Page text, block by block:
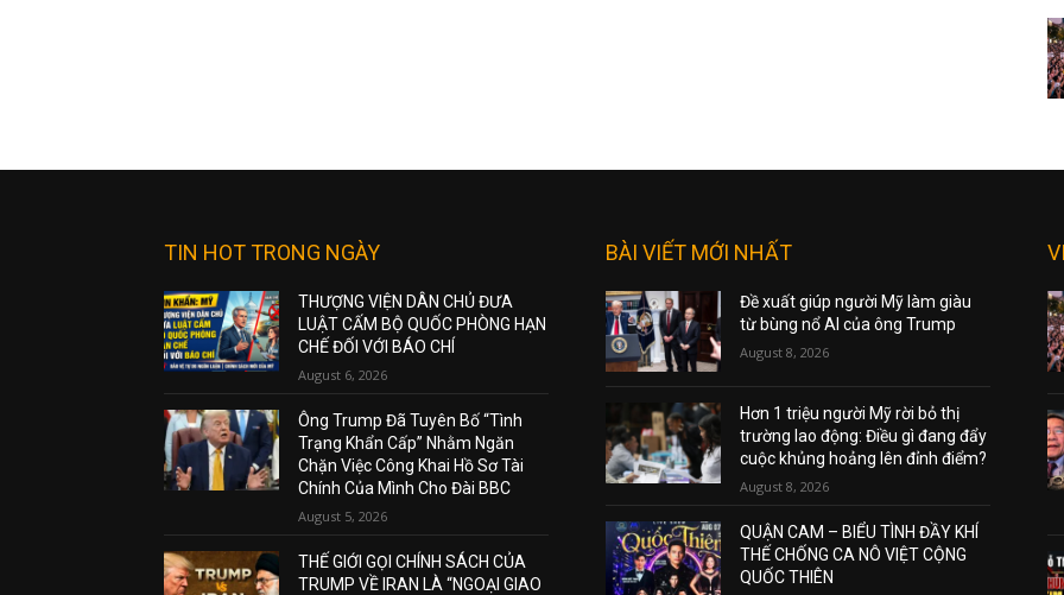
TIN HOT TRONG NGÀY
THƯỢNG VIỆN DÂN CHỦ ĐƯA
LUẬT CẤM BỘ QUỐC PHÒNG HẠN
CHẾ ĐỐI VỚI BÁO CHÍ
August 6, 2026
Ông Trump Đã Tuyên Bố “Tình
Trạng Khẩn Cấp” Nhằm Ngăn
Chặn Việc Công Khai Hồ Sơ Tài
Chính Của Mình Cho Đài BBC
August 5, 2026
THẾ GIỚI GỌI CHÍNH SÁCH CỦA
TRUMP VỀ IRAN LÀ “NGOẠI GIAO
BÀI VIẾT MỚI NHẤT
Đề xuất giúp người Mỹ làm giàu
từ bùng nổ AI của ông Trump
August 8, 2026
Hơn 1 triệu người Mỹ rời bỏ thị
trường lao động: Điều gì đang đẩy
cuộc khủng hoảng lên đỉnh điểm?
August 8, 2026
QUẬN CAM – BIỂU TÌNH ĐẦY KHÍ
THẾ CHỐNG CA NÔ VIỆT CỘNG
QUỐC THIÊN